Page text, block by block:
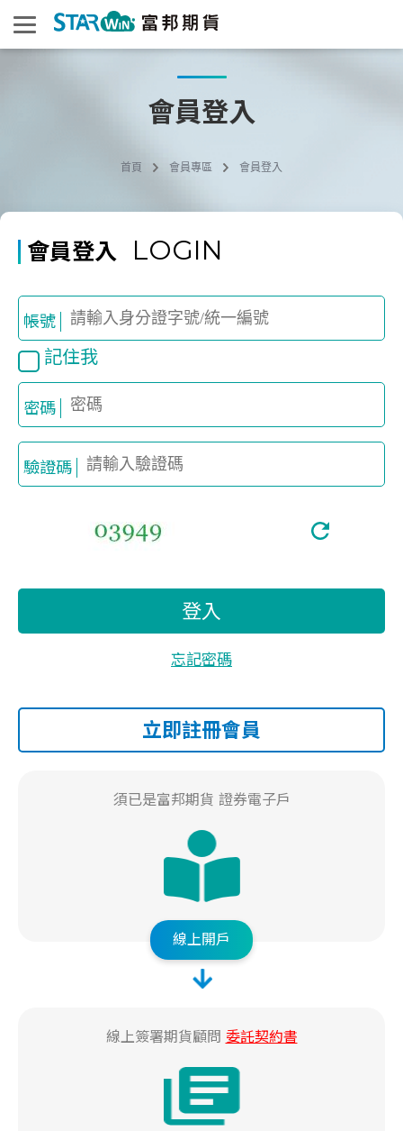
會員登入
首頁 會員專區 會員登入
會員登入 LOGIN
帳號
記住我
密碼
驗證碼
登入
忘記密碼
須已是富邦期貨 證券電子戶
線上開戶
線上簽署期貨顧問 委託契約書
立即註冊會員